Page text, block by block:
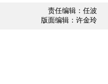
责任编辑：任波
版面编辑：许金玲